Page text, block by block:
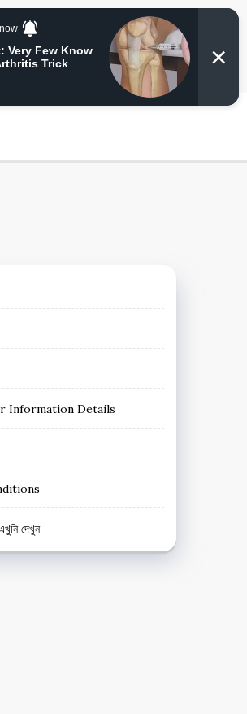
Information Details
দেখুন